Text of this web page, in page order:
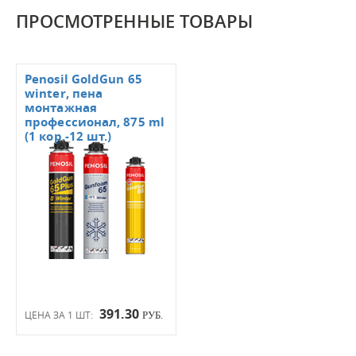
ПРОСМОТРЕННЫЕ ТОВАРЫ
ЦЕНА ЗА 1 ШТ: 391.30 РУБ.
Penosil GoldGun 65
winter, пена
монтажная
профессионал, 875 ml
(1 кор.-12 шт.)